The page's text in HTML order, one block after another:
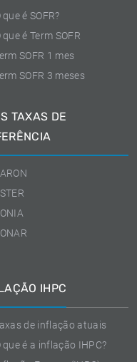
que é SOFR?
que é Term SOFR
SOFR 1 mes
SOFR 3 meses
TAXAS DE
IHPC
de inflação atuais
que é a inflação IHPC?